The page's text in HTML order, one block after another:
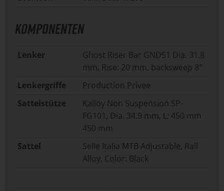
KOMPONENTEN
Lenker
Ghost Riser Bar GND51 Dia. 31.8
mm, Rise: 20 mm, backsweep 8°
Lenkergriffe
Production Privee
Sattelstütze
Kalloy Non Suspension SP-
FG101, Dia. 34.9 mm, L: 450 mm
450 mm
Sattel
Selle Italia MTB Adjustable, Rail
Alloy, Color: Black